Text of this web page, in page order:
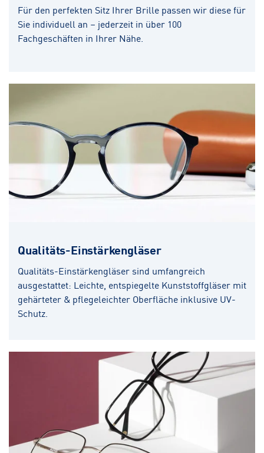
Für den perfekten Sitz Ihrer Brille passen wir diese für
Sie individuell an – jederzeit in über 100
Fachgeschäften in Ihrer Nähe.
Qualitäts-Einstärkengläser
Qualitäts-Einstärkengläser sind umfangreich
ausgestattet: Leichte, entspiegelte Kunststoffgläser mit
gehärteter & pflegeleichter Oberfläche inklusive UV-
Schutz.